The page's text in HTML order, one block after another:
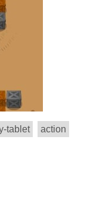
tablet action